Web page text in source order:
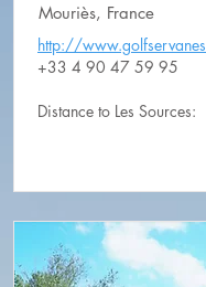
Mouriès, France
http://
+33 4 90 47 59 95
Distance to Les Sources: